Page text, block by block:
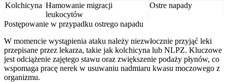
Kolchicyna Hamowanie migracji
leukocytów
Ostre napady
Postępowanie w przypadku ostrego napadu
W momencie wystąpienia ataku należy niezwłocznie przyjąć leki
przepisane przez lekarza, takie jak kolchicyna lub NLPZ. Kluczowe
jest odciążenie zajętego stawu oraz zwiększenie podaży płynów, co
wspomaga pracę nerek w usuwaniu nadmiaru kwasu moczowego z
organizmu.